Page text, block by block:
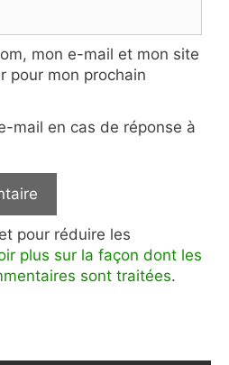
mon e-mail et mon site
pour mon prochain
mail en cas de réponse à
pour réduire les
plus sur la façon dont les
sont traitées.